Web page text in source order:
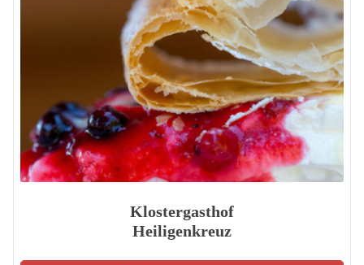
Klostergasthof
Heiligenkreuz